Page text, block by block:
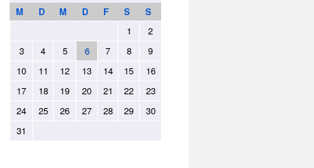
M D M D F S
S
1
2
3
4 5 6 7 8
9
10
11 12 13 14 15
16
17
18 19 20 21 22
23
24
25 26 27 28 29
30
31